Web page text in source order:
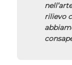
rilievo